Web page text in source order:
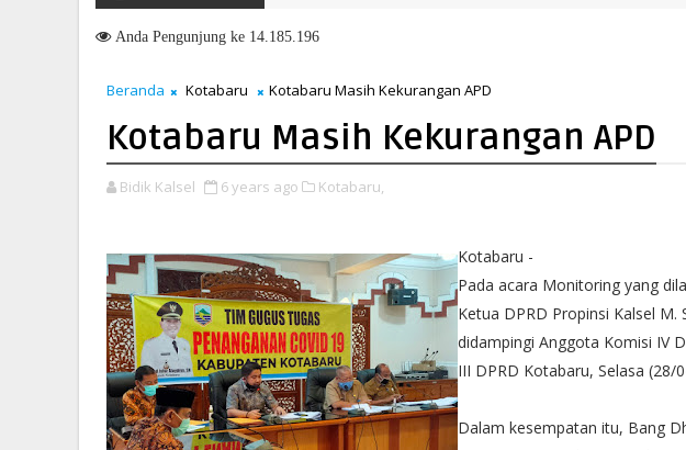
Anda Pengunjung ke 14.185.196
Beranda Kotabaru Kotabaru Masih Kekurangan APD
Kotabaru Masih Kekurangan APD
Bidik Kalsel 6 years ago Kotabaru,
Kotabaru -
Pada acara Monitoring yang
Ketua DPRD Propinsi Kalsel M.
didampingi Anggota Komisi IV
III DPRD Kotabaru, Selasa (28/
Dalam kesempatan itu, Bang